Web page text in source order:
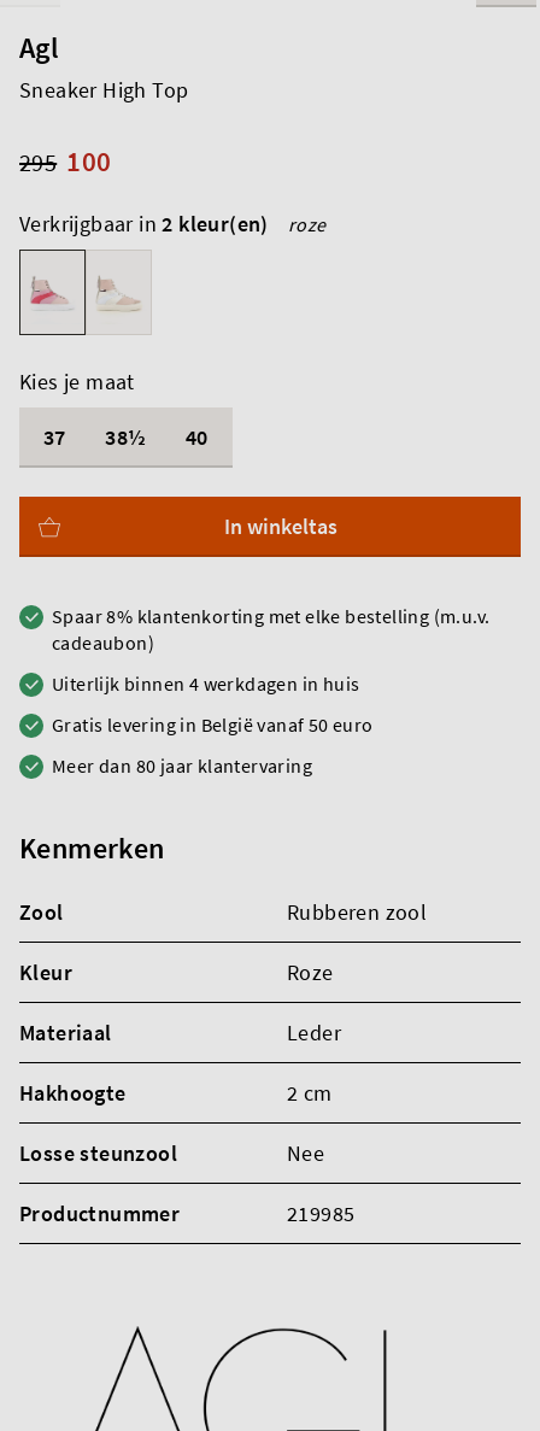
Agl
Sneaker High Top
100
295
Verkrijgbaar in2 kleur(en) roze
Kies je maat
37
38½ 40
In winkeltas
Spaar 8% klantenkorting met elke bestelling (m.u.v.
cadeaubon)
Uiterlijk binnen 4 werkdagen in huis
Gratis levering in België vanaf 50 euro
Meer dan 80 jaar klantervaring
Kenmerken
Zool Rubberen zool
Kleur Roze
Materiaal Leder
Hakhoogte 2 cm
Losse steunzool Nee
Productnummer 219985